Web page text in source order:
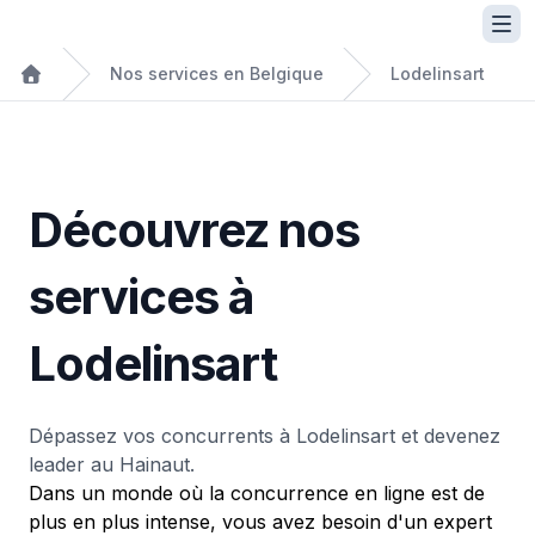
Nos services en Belgique Lodelinsart
Découvrez nos
services à
Lodelinsart
Dépassez vos concurrents à Lodelinsart et devenez
leader au Hainaut.
Dans un monde où la concurrence en ligne est de
plus en plus intense, vous avez besoin d'un expert